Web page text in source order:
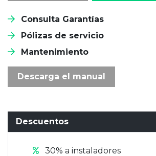
Consulta Garantías
Pólizas de servicio
Mantenimiento
Descarga el manual
Descuentos
30% a instaladores